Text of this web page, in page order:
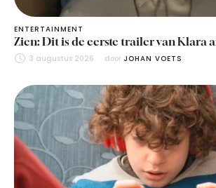
ENTERTAINMENT
Zien: Dit is de eerste trailer van Klara
3 augustus 2026 door JOHAN VOETS